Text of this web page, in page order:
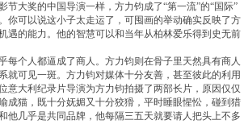
大奖的中国导演一样，方力钧成了“第一流”的“国际”
你可以说这小子太走运了，可囤画的举动确实反映了方
遇的能力。他的智慧可以和当年从柏林爱乐得到史无前
个人都逼成了商人。方力钧则在骨子里天然具有商人
就可见一斑。方力钧对媒体十分友善，甚至彼此的利用
意大利纪录片导演为方力钧拍摄了两部长片，原因仅仅
成猫，既十分妩媚又十分狡猾，平时睡眼惺忪，碰到猎
他几乎是共同品牌，他每隔三五天就要请人把头上不多